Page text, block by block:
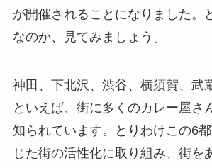
が開催されることになりました。
なのか、見てみましょう。
神田、下北沢、渋谷、横須賀、武
といえば、街に多くのカレー屋さ
知られています。とりわけこの6
じた街の活性化に取り組み、街を